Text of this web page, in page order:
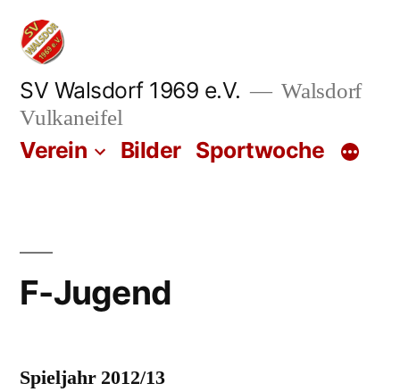
Zum
Inhalt
springen
SV Walsdorf 1969 e.V.
Walsdorf
Vulkaneifel
Verein Bilder Sportwoche
F-Jugend
Spieljahr 2012/13